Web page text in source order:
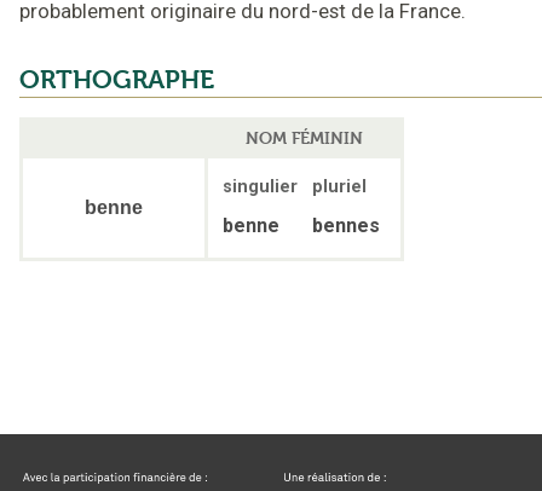
probablement originaire du nord-est de la France.
ORTHOGRAPHE
NOM FÉMININ
benne
singulier pluriel
benne bennes